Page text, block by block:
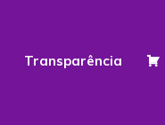
Transparência